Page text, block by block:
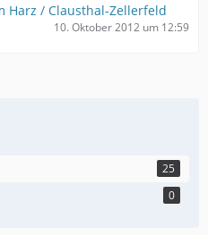
Harz / Clausthal-Zellerfeld
10. Oktober 2012 um 12:59
25
0